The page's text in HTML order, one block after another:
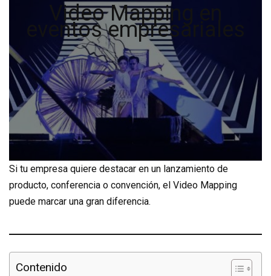
Video Mapping en
eventos empresariales
Si tu empresa quiere destacar en un lanzamiento de
producto, conferencia o convención, el Video Mapping
puede marcar una gran diferencia.
Contenido